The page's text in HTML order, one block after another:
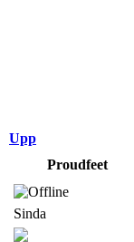
Upp
Proudfeet
Sinda